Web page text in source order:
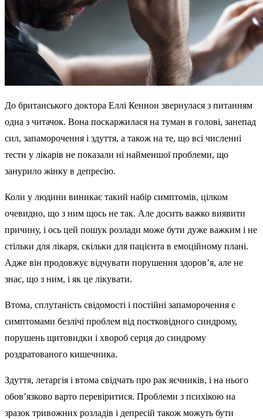
До британського доктора Еллі Кеннон звернулася з питанням
одна з читачок. Вона поскаржилася на туман в голові, занепад
сил, запаморочення і здуття, а також на те, що всі численні
тести у лікарів не показали ні найменшої проблеми, що
занурило жінку в депресію.
Коли у людини виникає такий набір симптомів, цілком
очевидно, що з ним щось не так. Але досить важко виявити
причину, і ось цей пошук розлади може бути дуже важким і не
стільки для лікаря, скільки для пацієнта в емоційному плані.
Адже він продовжує відчувати порушення здоров’я, але не
знає, що з ним, і як це лікувати.
Втома, сплутаність свідомості і постійні запаморочення є
симптомами безлічі проблем від постковідного синдрому,
порушень щитовидки і хвороб серця до синдрому
роздратованого кишечника.
Здуття, летаргія і втома свідчать про рак яєчників, і на нього
обов’язково варто перевіритися. Проблеми з психікою на
зразок тривожних розладів і депресій також можуть бути